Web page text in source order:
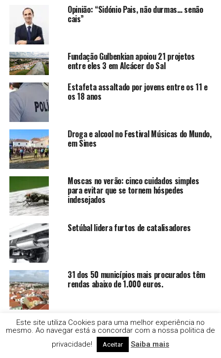
Opinião: “Sidónio Pais, não durmas… senão
cais”
Fundação Gulbenkian apoiou 21 projetos
entre eles 3 em Alcácer do Sal
Estafeta assaltado por jovens entre os 11 e
os 18 anos
Droga e alcool no Festival Músicas do Mundo,
em Sines
Moscas no verão: cinco cuidados simples
para evitar que se tornem hóspedes
indesejados
Setúbal lidera furtos de catalisadores
31 dos 50 municípios mais procurados têm
rendas abaixo de 1.000 euros.
GNR deteve 5 homens que caçavam ouriços
Este site utiliza Cookies para uma melhor experiência no
mesmo. Ao navegar está a concordar com a nossa politica de
privacidade!
Aceitar Saiba mais